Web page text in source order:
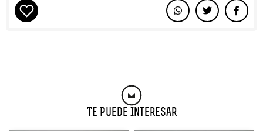
Te Puede Interesar